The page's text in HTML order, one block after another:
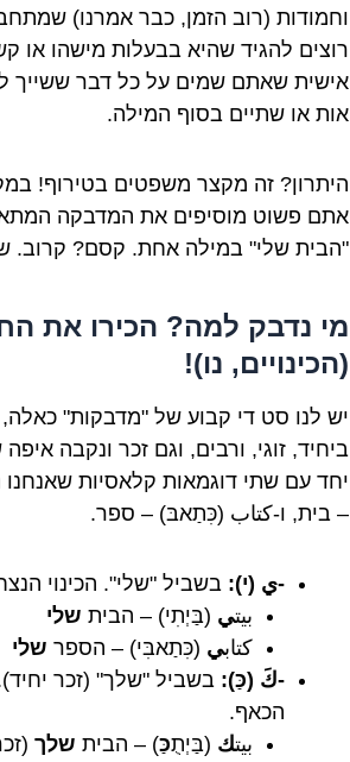
וחמודות (רוב הזמן, כבר אמרנו)
רוצים להגיד שהיא בבעלות מישהו או
אישית שאתם שמים על כל דבר ששייך
אות או שתיים בסוף המילה.
היתרון? זה מקצר משפטים בטירוף!
אתם פשוט מוסיפים את המדבקה
"הבית שלי" במילה אחת. קסם? קרוב.
מי נדבק למה? הכירו את
(הכינויים, נו)!
יש לנו סט די קבוע של "מדבקות" כאלה,
ביחיד, זוגי, ורבים, וגם זכר ונקבה
יחד עם שתי דוגמאות קלאסיות שאנחנו
– בית, ו-كتاب (כִּתַאבּ) – ספר.
-ي (י): בשביל "שלי". הכינוי
بيتي (בַּיְתִי) – הבית שלי
كتابي (כִּתַאבִּי) – הספר שלי
-كَ (כַּ): בשביל "שלך" (זכר
הכאף.
بيتك (בַּיְתֻכַּ) – הבית שלך